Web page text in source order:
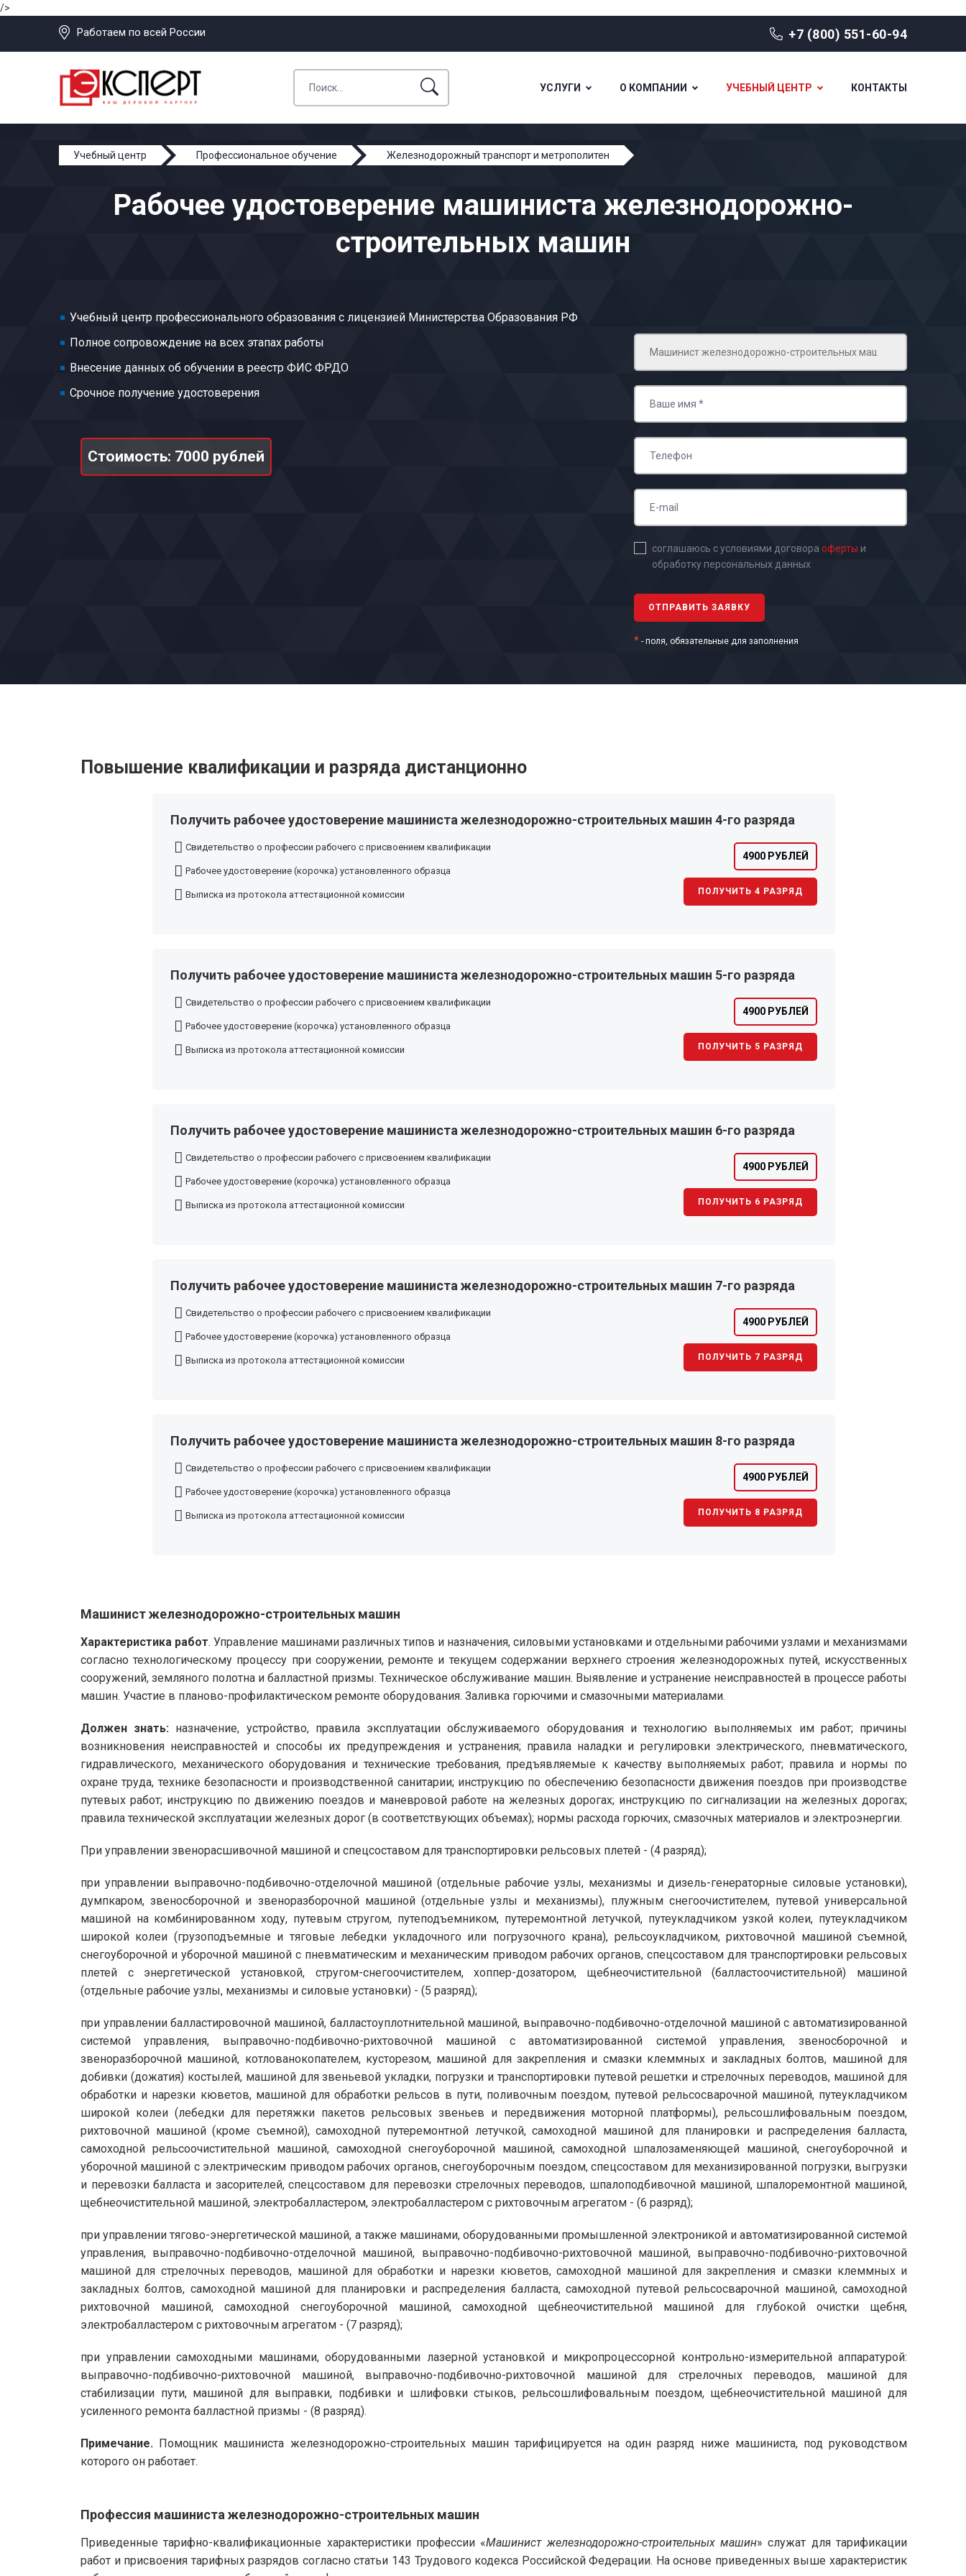
/>
Работаем по всей России +7 (800) 551-60-94
УСЛУГИ О КОМПАНИИ УЧЕБНЫЙ ЦЕНТР КОНТАКТЫ
Учебный центр Профессиональное обучение
Железнодорожный транспорт и метрополитен
Рабочее удостоверение машиниста железнодорожно-
строительных машин
Учебный центр профессионального образования с лицензией Министерства Образования РФ
Полное сопровождение на всех этапах работы
Внесение данных об обучении в реестр ФИС ФРДО
Срочное получение удостоверения
Стоимость: 7000 рублей
соглашаюсь с условиями договора оферты и
обработку персональных данных
* - поля, обязательные для заполнения
Повышение квалификации и разряда дистанционно
Получить рабочее удостоверение машиниста железнодорожно-строительных машин 4-го разряда
Свидетельство о профессии рабочего с присвоением квалификации
Рабочее удостоверение (корочка) установленного образца
Выписка из протокола аттестационной комиссии
4900 РУБЛЕЙ
ПОЛУЧИТЬ 4 РАЗРЯД
Получить рабочее удостоверение машиниста железнодорожно-строительных машин 5-го разряда
Свидетельство о профессии рабочего с присвоением квалификации
Рабочее удостоверение (корочка) установленного образца
Выписка из протокола аттестационной комиссии
4900 РУБЛЕЙ
ПОЛУЧИТЬ 5 РАЗРЯД
Получить рабочее удостоверение машиниста железнодорожно-строительных машин 6-го разряда
Свидетельство о профессии рабочего с присвоением квалификации
Рабочее удостоверение (корочка) установленного образца
Выписка из протокола аттестационной комиссии
4900 РУБЛЕЙ
ПОЛУЧИТЬ 6 РАЗРЯД
Получить рабочее удостоверение машиниста железнодорожно-строительных машин 7-го разряда
Свидетельство о профессии рабочего с присвоением квалификации
Рабочее удостоверение (корочка) установленного образца
Выписка из протокола аттестационной комиссии
4900 РУБЛЕЙ
ПОЛУЧИТЬ 7 РАЗРЯД
Получить рабочее удостоверение машиниста железнодорожно-строительных машин 8-го разряда
Свидетельство о профессии рабочего с присвоением квалификации
Рабочее удостоверение (корочка) установленного образца
Выписка из протокола аттестационной комиссии
4900 РУБЛЕЙ
ПОЛУЧИТЬ 8 РАЗРЯД
Машинист железнодорожно-строительных машин
Характеристика работ. Управление машинами различных типов и назначения, силовыми установками и отдельными рабочими узлами и механизмами
согласно технологическому процессу при сооружении, ремонте и текущем содержании верхнего строения железнодорожных путей, искусственных
сооружений, земляного полотна и балластной призмы. Техническое обслуживание машин. Выявление и устранение неисправностей в процессе работы
машин. Участие в планово-профилактическом ремонте оборудования. Заливка горючими и смазочными материалами.
Должен знать: назначение, устройство, правила эксплуатации обслуживаемого оборудования и технологию выполняемых им работ; причины
возникновения неисправностей и способы их предупреждения и устранения; правила наладки и регулировки электрического, пневматического,
гидравлического, механического оборудования и технические требования, предъявляемые к качеству выполняемых работ; правила и нормы по
охране труда, технике безопасности и производственной санитарии; инструкцию по обеспечению безопасности движения поездов при производстве
путевых работ; инструкцию по движению поездов и маневровой работе на железных дорогах; инструкцию по сигнализации на железных дорогах;
правила технической эксплуатации железных дорог (в соответствующих объемах); нормы расхода горючих, смазочных материалов и электроэнергии.
При управлении звенорасшивочной машиной и спецсоставом для транспортировки рельсовых плетей - (4 разряд);
при управлении выправочно-подбивочно-отделочной машиной (отдельные рабочие узлы, механизмы и дизель-генераторные силовые установки),
думпкаром, звеносборочной и звеноразборочной машиной (отдельные узлы и механизмы), плужным снегоочистителем, путевой универсальной
машиной на комбинированном ходу, путевым стругом, путеподъемником, путеремонтной летучкой, путеукладчиком узкой колеи, путеукладчиком
широкой колеи (грузоподъемные и тяговые лебедки укладочного или погрузочного крана), рельсоукладчиком, рихтовочной машиной съемной,
снегоуборочной и уборочной машиной с пневматическим и механическим приводом рабочих органов, спецсоставом для транспортировки рельсовых
плетей с энергетической установкой, стругом-снегоочистителем, хоппер-дозатором, щебнеочистительной (балластоочистительной) машиной
(отдельные рабочие узлы, механизмы и силовые установки) - (5 разряд);
при управлении балластировочной машиной, балластоуплотнительной машиной, выправочно-подбивочно-отделочной машиной с автоматизированной
системой управления, выправочно-подбивочно-рихтовочной машиной с автоматизированной системой управления, звеносборочной и
звеноразборочной машиной, котлованокопателем, кусторезом, машиной для закрепления и смазки клеммных и закладных болтов, машиной для
добивки (дожатия) костылей, машиной для звеньевой укладки, погрузки и транспортировки путевой решетки и стрелочных переводов, машиной для
обработки и нарезки кюветов, машиной для обработки рельсов в пути, поливочным поездом, путевой рельсосварочной машиной, путеукладчиком
широкой колеи (лебедки для перетяжки пакетов рельсовых звеньев и передвижения моторной платформы), рельсошлифовальным поездом,
рихтовочной машиной (кроме съемной), самоходной путеремонтной летучкой, самоходной машиной для планировки и распределения балласта,
самоходной рельсоочистительной машиной, самоходной снегоуборочной машиной, самоходной шпалозаменяющей машиной, снегоуборочной и
уборочной машиной с электрическим приводом рабочих органов, снегоуборочным поездом, спецсоставом для механизированной погрузки, выгрузки
и перевозки балласта и засорителей, спецсоставом для перевозки стрелочных переводов, шпалоподбивочной машиной, шпалоремонтной машиной,
щебнеочистительной машиной, электробалластером, электробалластером с рихтовочным агрегатом - (6 разряд);
при управлении тягово-энергетической машиной, а также машинами, оборудованными промышленной электроникой и автоматизированной системой
управления, выправочно-подбивочно-отделочной машиной, выправочно-подбивочно-рихтовочной машиной, выправочно-подбивочно-рихтовочной
машиной для стрелочных переводов, машиной для обработки и нарезки кюветов, самоходной машиной для закрепления и смазки клеммных и
закладных болтов, самоходной машиной для планировки и распределения балласта, самоходной путевой рельсосварочной машиной, самоходной
рихтовочной машиной, самоходной снегоуборочной машиной, самоходной щебнеочистительной машиной для глубокой очистки щебня,
электробалластером с рихтовочным агрегатом - (7 разряд);
при управлении самоходными машинами, оборудованными лазерной установкой и микропроцессорной контрольно-измерительной аппаратурой:
выправочно-подбивочно-рихтовочной машиной, выправочно-подбивочно-рихтовочной машиной для стрелочных переводов, машиной для
стабилизации пути, машиной для выправки, подбивки и шлифовки стыков, рельсошлифовальным поездом, щебнеочистительной машиной для
усиленного ремонта балластной призмы - (8 разряд).
Примечание. Помощник машиниста железнодорожно-строительных машин тарифицируется на один разряд ниже машиниста, под руководством
которого он работает.
Профессия машиниста железнодорожно-строительных машин
Приведенные тарифно-квалификационные характеристики профессии «Машинист железнодорожно-строительных машин» служат для тарификации
работ и присвоения тарифных разрядов согласно статьи 143 Трудового кодекса Российской Федерации. На основе приведенных выше характеристик